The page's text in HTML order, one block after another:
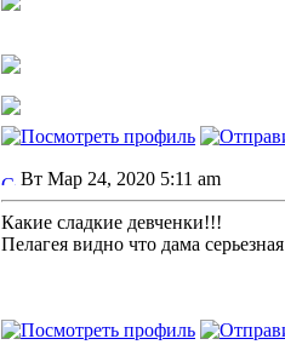
Вт Мар 24, 2020 5:11 am
Какие сладкие девченки!!!
Пелагея видно что дама серьезная